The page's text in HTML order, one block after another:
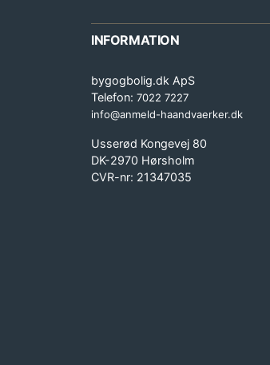
INFORMATION
bygogbolig.dk ApS
Telefon: 7022 7227
info@anmeld-haandvaerker.dk
Usserød Kongevej 80
DK-2970 Hørsholm
CVR-nr: 21347035